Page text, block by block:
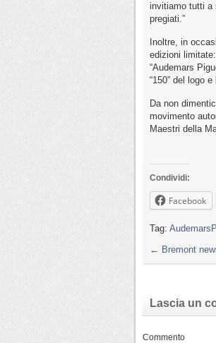
invitiamo tutti a
pregiati.”
Inoltre, in
edizioni
“Audemars
“150” del logo
Da non
movimento
Maestri della
Condividi:
Facebook
Tag:
← Bremont
Lascia un
Commento